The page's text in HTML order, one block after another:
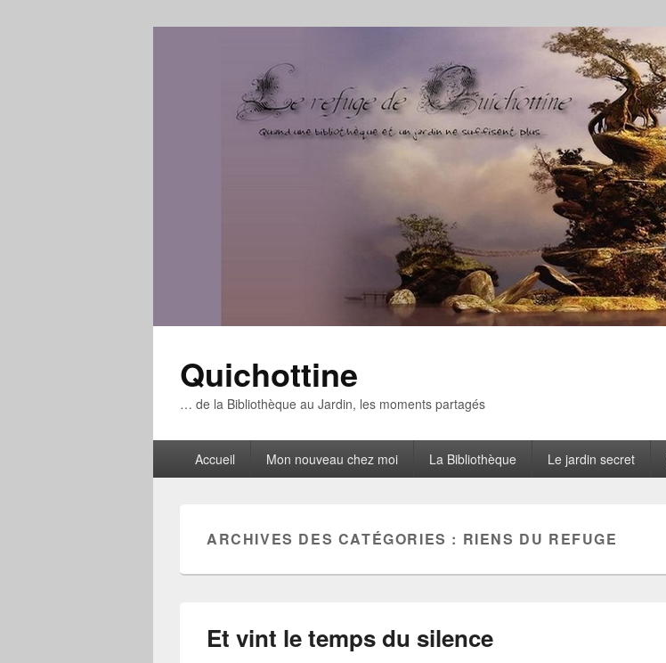
Quichottine
… de la Bibliothèque au Jardin, les moments partagés
principalAccueil Mon nouveau chez moi La Bibliothèque Le jardin secret
ARCHIVES DES CATÉGORIES : RIENS DU REFUGE
Et vint le temps du silence